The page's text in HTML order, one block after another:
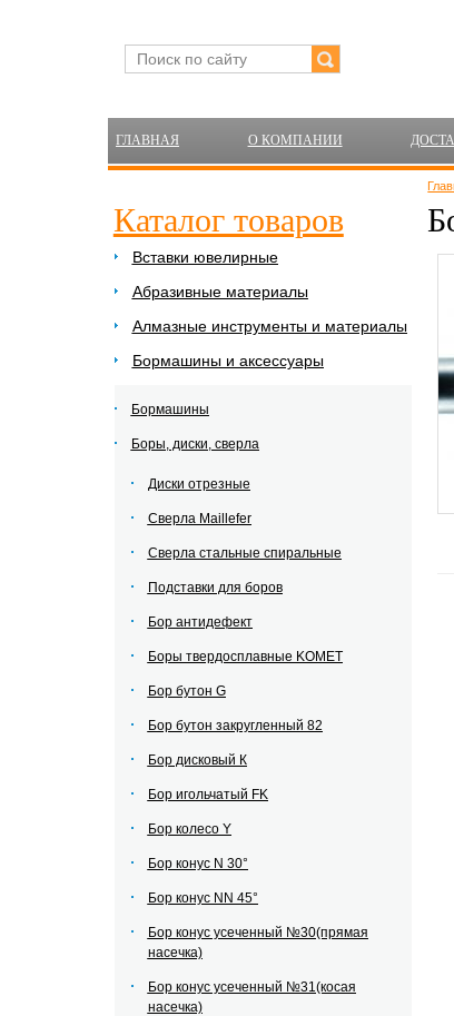
ГЛАВНАЯ О КОМПАНИИ
Каталог товаров
Вставки ювелирные
Абразивные материалы
Алмазные инструменты и материалы
Бормашины и аксессуары
Бормашины
Боры, диски, сверла
Диски отрезные
Сверла Maillefer
Сверла стальные спиральные
Подставки для боров
Бор антидефект
Боры твердосплавные KOMET
Бор бутон G
Бор бутон закругленный 82
Бор дисковый К
Бор игольчатый FK
Бор колесо Y
Бор конус N 30°
Бор конус NN 45°
Бор конус усеченный №30(прямая
насечка)
Бор конус усеченный №31(косая
насечка)